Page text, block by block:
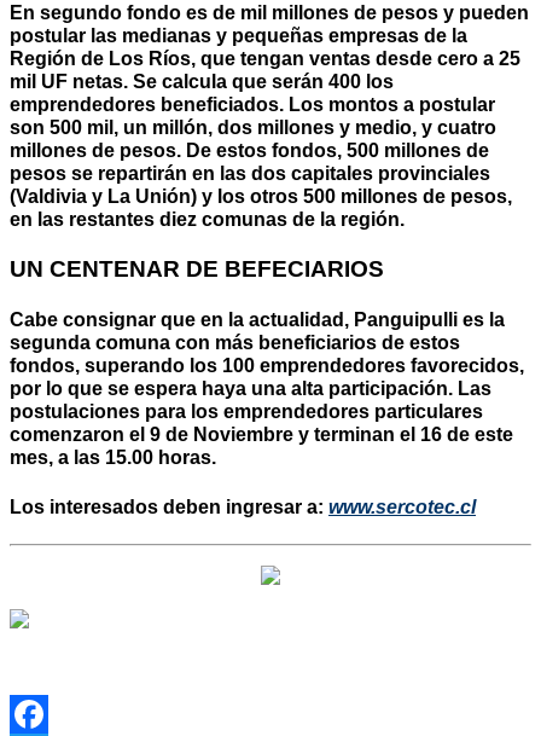
En segundo fondo es de mil millones de pesos y pueden
postular las medianas y pequeñas empresas de la
Región de Los Ríos, que tengan ventas desde cero a 25
mil UF netas. Se calcula que serán 400 los
emprendedores beneficiados. Los montos a postular
son 500 mil, un millón, dos millones y medio, y cuatro
millones de pesos. De estos fondos, 500 millones de
pesos se repartirán en las dos capitales provinciales
(Valdivia y La Unión) y los otros 500 millones de pesos,
en las restantes diez comunas de la región.
UN CENTENAR DE BEFECIARIOS
Cabe consignar que en la actualidad, Panguipulli es la
segunda comuna con más beneficiarios de estos
fondos, superando los 100 emprendedores favorecidos,
por lo que se espera haya una alta participación. Las
postulaciones para los emprendedores particulares
comenzaron el 9 de Noviembre y terminan el 16 de este
mes, a las 15.00 horas.
Los interesados deben ingresar a: www.sercotec.cl